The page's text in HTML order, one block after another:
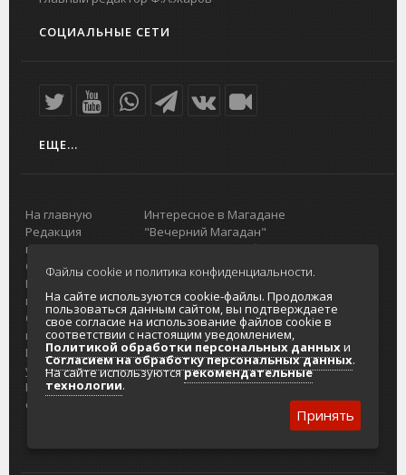
СОЦИАЛЬНЫЕ СЕТИ
ЕЩЕ...
На главную
Редакция
портала
О проекте
Реклама на
портале
Отзывы и
предложения
Интернет-
услуги
Разработка
сайтов
Интересное в Магадане
"Вечерний Магадан"
Городская доска объявлений
Реклама
Главный туристический портал
Колымы
Политика в отношении обработки
персональных данных
Согласие на обработку персональных
данных
Файлы cookie и политика конфиденциальности.
На сайте используются cookie-файлы. Продолжая
пользоваться данным сайтом, вы подтверждаете
свое согласие на использование файлов cookie в
соответствии с настоящим уведомлением,
Политикой обработки персональных данныхи
Согласием на обработку персональных данных.
На сайте используютсярекомендательные
технологии.
Принять